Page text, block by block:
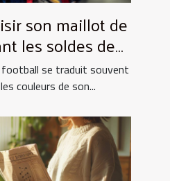
son maillot de
les soldes de
football se traduit souvent
couleurs de son...